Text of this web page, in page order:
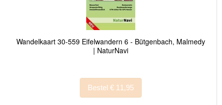
Wandelkaart 30-559 Eifelwandern 6 - Bütgenbach, Malmedy
| NaturNavi
Bestel € 11,95